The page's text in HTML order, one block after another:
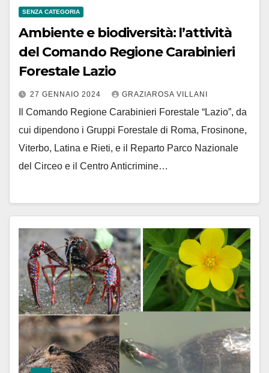
SENZA CATEGORIA
Ambiente e biodiversità: l’attività
del Comando Regione Carabinieri
Forestale Lazio
27 GENNAIO 2024 GRAZIAROSA VILLANI
Il Comando Regione Carabinieri Forestale “Lazio”, da
cui dipendono i Gruppi Forestale di Roma, Frosinone,
Viterbo, Latina e Rieti, e il Reparto Parco Nazionale
del Circeo e il Centro Anticrimine…